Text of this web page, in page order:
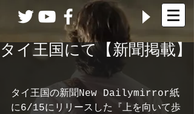
タイ王国にて【新聞掲載】
タイ王国の新聞New Dailymirror紙
に6/15にリリースした『上を向いて歩